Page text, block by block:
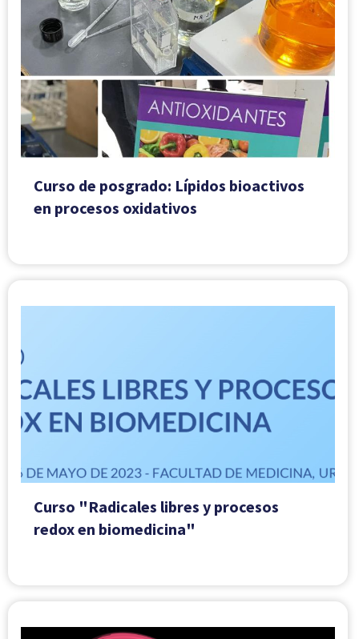
Curso de posgrado: Lípidos bioactivos
en procesos oxidativos
Curso "Radicales libres y procesos
redox en biomedicina"